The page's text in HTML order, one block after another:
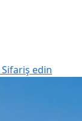
Sifariş edin